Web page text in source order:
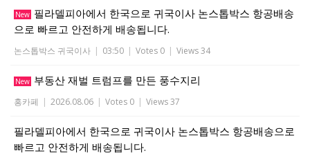
New 필라델피아에서 한국으로 귀국이사 논스톱박스 항공배송
으로 빠르고 안전하게 배송됩니다.
논스톱박스 귀국이사 | 03:50 | Votes 0 | Views 34
New 부동산 재벌 트럼프를 만든 풍수지리
홍카페 | 2026.08.06 | Votes 0 | Views 37
필라델피아에서 한국으로 귀국이사 논스톱박스 항공배송으로
빠르고 안전하게 배송됩니다.